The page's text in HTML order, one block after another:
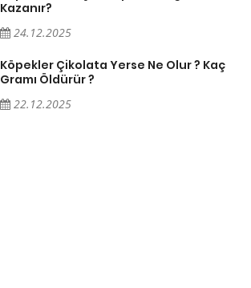
Kazanır?
24.12.2025
Köpekler Çikolata Yerse Ne Olur ? Kaç
Gramı Öldürür ?
22.12.2025